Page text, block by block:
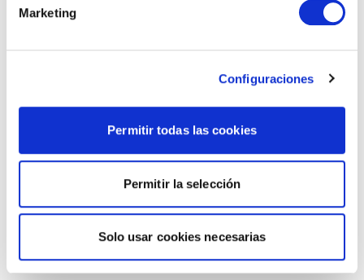
Marketing
Configuraciones
Permitir todas las cookies
Permitir la selección
Solo usar cookies necesarias